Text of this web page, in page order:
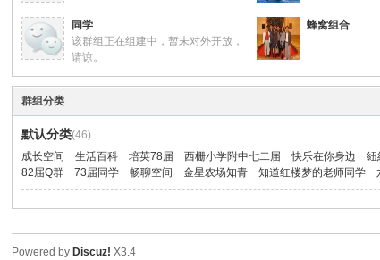
同
学
同学
该群组正在组建中，暂未对外开放，
请谅。
蜂窝组合
群组分类
默认分类(46)
成长空间
生活百科 培英78届 西栅小学附中七二届 快乐在你身边 紐
82届Q群
73届同学 畅聊空间 金星农场知青 知道红楼梦的老师同学
Powered by Discuz! X3.4